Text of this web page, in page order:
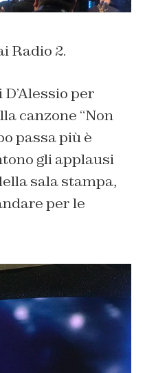
Radio 2.
per
canzone “Non
passa più è
gli applausi
sala stampa,
per le